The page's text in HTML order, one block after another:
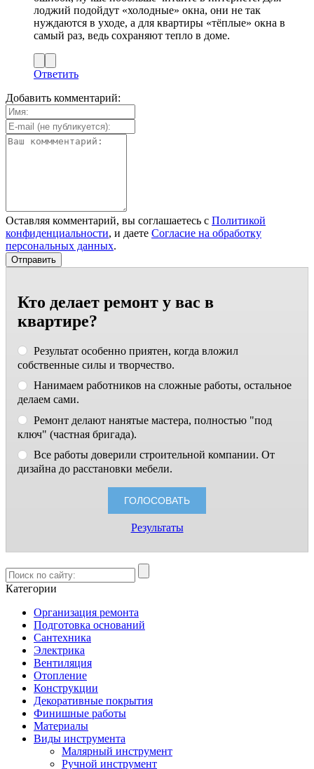
лоджий подойдут «холодные» окна, они не так
нуждаются в уходе, а для квартиры «тёплые» окна в
самый раз, ведь сохраняют тепло в доме.
Ответить
Добавить комментарий:
Оставляя комментарий, вы соглашаетесь с Политикой
конфиденциальности, и даете Согласие на обработку
персональных данных.
Кто делает ремонт у вас в
квартире?
Результат особенно приятен, когда вложил
собственные силы и творчество.
Нанимаем работников на сложные работы, остальное
делаем сами.
Ремонт делают нанятые мастера, полностью "под
ключ" (частная бригада).
Все работы доверили строительной компании. От
дизайна до расстановки мебели.
Результаты
Категории
Организация ремонта
Подготовка оснований
Сантехника
Электрика
Вентиляция
Отопление
Конструкции
Декоративные покрытия
Финишные работы
Материалы
Виды инструмента
Малярный инструмент
Ручной инструмент